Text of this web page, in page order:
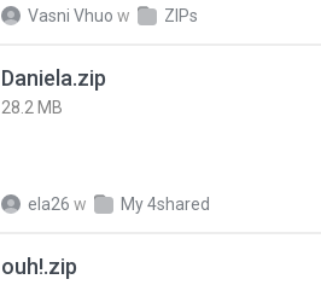
Vasni Vhuo w ZIPs
Daniela.zip
28.2 MB
ela26 w My 4shared
ouh!.zip